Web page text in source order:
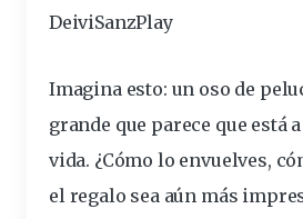
DeiviSanzPlay
Imagina esto: un oso de
grande que parece que está
vida. ¿Cómo lo envuelves,
el regalo sea aún más